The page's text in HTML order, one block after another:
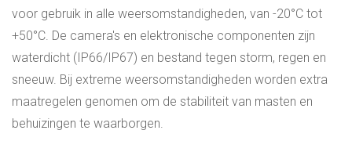
voor gebruik in alle weersomstandigheden, van -20°C tot
+50°C. De camera's en elektronische componenten zijn
waterdicht (IP66/IP67) en bestand tegen storm, regen en
sneeuw. Bij extreme weersomstandigheden worden extra
maatregelen genomen om de stabiliteit van masten en
behuizingen te waarborgen.